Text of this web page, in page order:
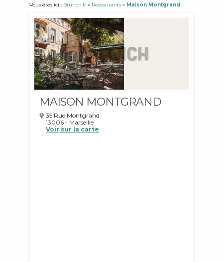
Vous êtes ici : Brunch.fr » Restaurants » Maison Montgrand
MAISON MONTGRAND
35 Rue Montgrand
13006 - Marseille
Voir sur la carte